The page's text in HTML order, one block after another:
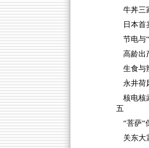
牛丼三
日本首
节电与
高龄出
生食与
永井荷
核电核
五
“菩萨
关东大